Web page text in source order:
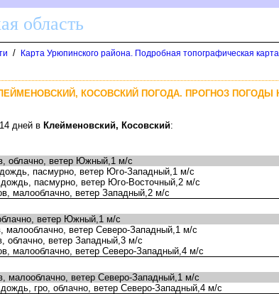
область
/ Карта Урюпинского района. Подробная топографическая
КОСОВСКИЙ ПОГОДА. ПРОГНОЗ ПОГОДЫ
14 дней Клейменовский, Косовский:
облачно, ветер Южный,1 м/с
пасмурно, ветер Юго-Западный,1 м/с
пасмурно, ветер Юго-Восточный,2 м/с
малооблачно, ветер Западный,2 м/с
ветер Южный,1 м/с
ветер Северо-Западный,1 м/с
облачно, ветер Западный,3 м/с
малооблачно, ветер Северо-Западный,4 м/с
малооблачно, ветер Северо-Западный,1 м/с
гро, облачно, ветер Северо-Западный,4 м/с